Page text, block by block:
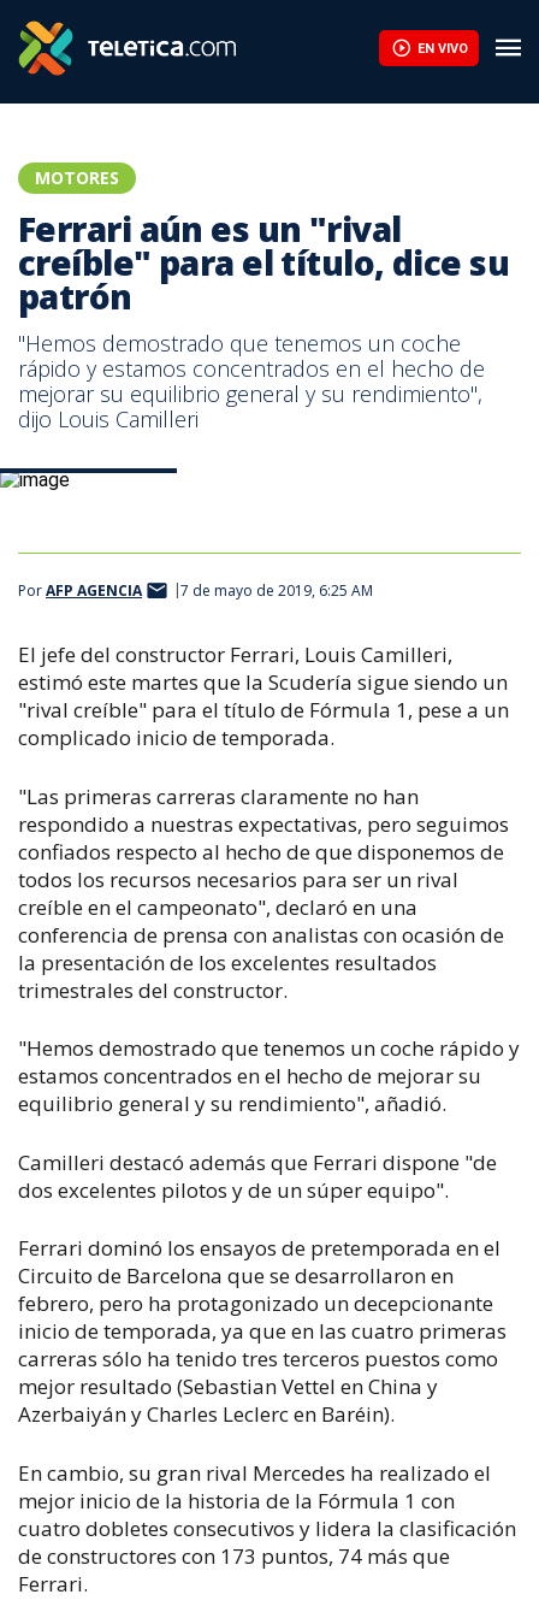
EN VIVO
MOTORES
Ferrari aún es un "rival
creíble" para el título, dice su
patrón
"Hemos demostrado que tenemos un coche
rápido y estamos concentrados en el hecho de
mejorar su equilibrio general y su rendimiento",
dijo Louis Camilleri
PorAFP AGENCIA 7 de mayo de 2019, 6:25 AM
El jefe del constructor Ferrari, Louis Camilleri,
estimó este martes que la Scudería sigue siendo un
"rival creíble" para el título de Fórmula 1, pese a un
complicado inicio de temporada.
"Las primeras carreras claramente no han
respondido a nuestras expectativas, pero seguimos
confiados respecto al hecho de que disponemos de
todos los recursos necesarios para ser un rival
creíble en el campeonato", declaró en una
conferencia de prensa con analistas con ocasión de
la presentación de los excelentes resultados
trimestrales del constructor.
"Hemos demostrado que tenemos un coche rápido y
estamos concentrados en el hecho de mejorar su
equilibrio general y su rendimiento", añadió.
Camilleri destacó además que Ferrari dispone "de
dos excelentes pilotos y de un súper equipo".
Ferrari dominó los ensayos de pretemporada en el
Circuito de Barcelona que se desarrollaron en
febrero, pero ha protagonizado un decepcionante
inicio de temporada, ya que en las cuatro primeras
carreras sólo ha tenido tres terceros puestos como
mejor resultado (Sebastian Vettel en China y
Azerbaiyán y Charles Leclerc en Baréin).
En cambio, su gran rival Mercedes ha realizado el
mejor inicio de la historia de la Fórmula 1 con
cuatro dobletes consecutivos y lidera la clasificación
de constructores con 173 puntos, 74 más que
Ferrari.